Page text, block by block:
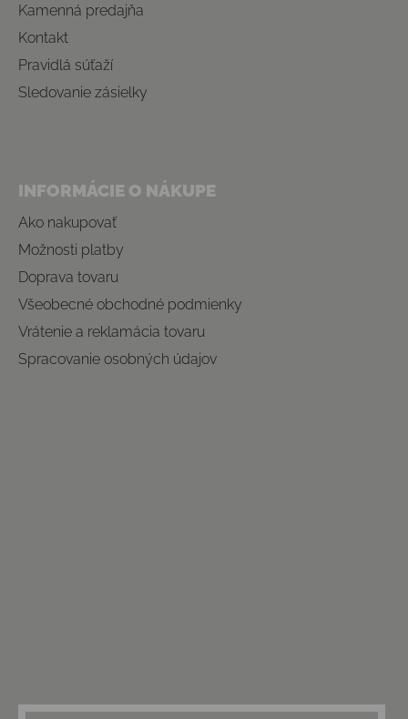
Kamenná predajňa
Kontakt
Pravidlá súťaží
Sledovanie zásielky
INFORMÁCIE O NÁKUPE
Ako nakupovať
Možnosti platby
Doprava tovaru
Všeobecné obchodné podmienky
Vrátenie a reklamácia tovaru
Spracovanie osobných údajov